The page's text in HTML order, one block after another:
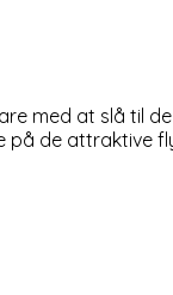
med at slå til
de attraktive